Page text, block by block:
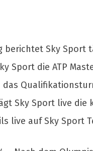
berichtet Sky Sport
Sport die ATP
Sky Sport live die
live auf Sky Sport